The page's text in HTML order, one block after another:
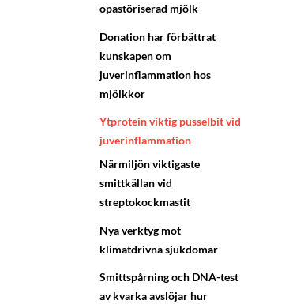
opastöriserad mjölk
Donation har förbättrat
kunskapen om
juverinflammation hos
mjölkkor
Ytprotein viktig pusselbit vid
juverinflammation
Närmiljön viktigaste
smittkällan vid
streptokockmastit
Nya verktyg mot
klimatdrivna sjukdomar
Smittspårning och DNA-test
av kvarka avslöjar hur